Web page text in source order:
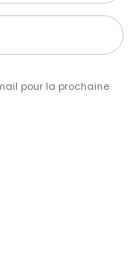
pour la prochaine